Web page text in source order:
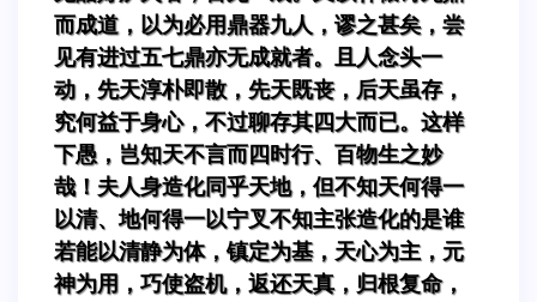
而成道，以为必用鼎器九人，谬之甚矣，尝
见有进过五七鼎亦无成就者。且人念头一
动，先天淳朴即散，先天既丧，后天虽存，
究何益于身心，不过聊存其四大而已。这样
下愚，岂知天不言而四时行、百物生之妙
哉！夫人身造化同乎天地，但不知天何得一
以清、地何得一以宁叉不知主张造化的是谁
若能以清静为体，镇定为基，天心为主，元
神为用，巧使盗机，返还天真，归根复命，